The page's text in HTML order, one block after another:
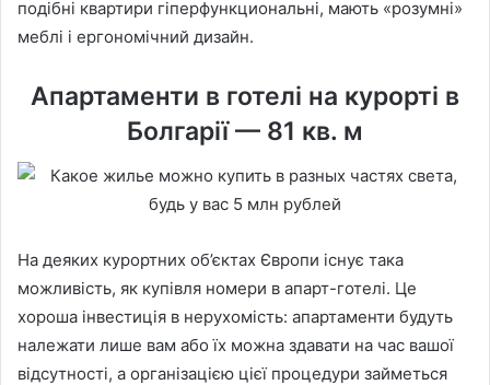
подібні квартири гіперфункциональні, мають «розумні»
меблі і ергономічний дизайн.
Апартаменти в готелі на курорті в
Болгарії — 81 кв. м
На деяких курортних об’єктах Європи існує така
можливість, як купівля номери в апарт-готелі. Це
хороша інвестиція в нерухомість: апартаменти будуть
належати лише вам або їх можна здавати на час вашої
відсутності, а організацією цієї процедури займеться